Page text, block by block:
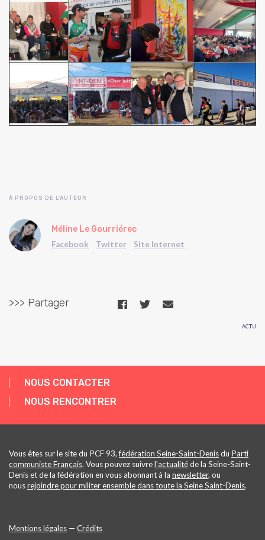
À PROPOS DE L'AUTEUR
Méline Le Gourriérec
Facebook Twitter Site Internet
>>> Partager
ACTU
NOUS CONTACTER
NOUS RENCONTRER
Vous êtes sur le site du PCF 93,fédération Seine-Saint-Denisdu Parti
communiste Français. Vous pouvez suivrel'actualitéde la Seine-Saint-
Denis et de la fédération en vous abonnant à la newsletter, ou
nousrejoindre pour militer ensemble dans toute la Seine Saint-Denis.
Mentions légales — Crédits